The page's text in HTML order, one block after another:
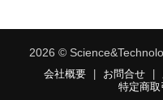
2026 ©
会社概要 お問合せ
特定商